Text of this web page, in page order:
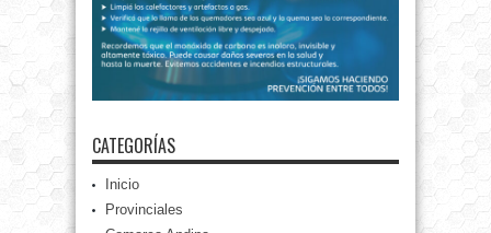
CATEGORÍAS
Inicio
Provinciales